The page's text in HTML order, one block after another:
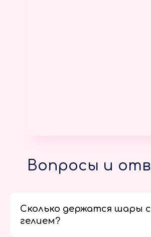
Вопросы и
Сколько держатся шары с
гелием?